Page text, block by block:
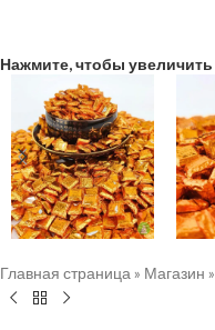
Нажмите, чтобы увеличить
Главная страница » Магазин »